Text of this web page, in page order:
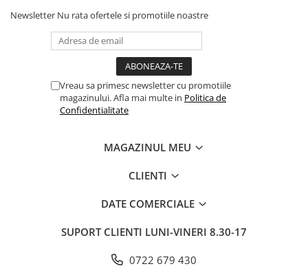
Newsletter Nu rata ofertele si promotiile noastre
Vreau sa primesc newsletter cu promotiile
magazinului. Afla mai multe in Politica de
Confidentialitate
MAGAZINUL MEU
CLIENTI
DATE COMERCIALE
SUPORT CLIENTI LUNI-VINERI 8.30-17
0722 679 430